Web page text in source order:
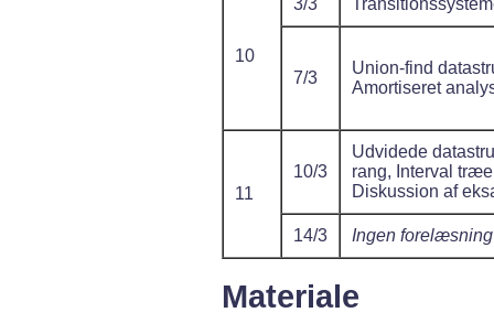
10
7/3
Union-find
Amortiseret
11
10/3
Udvidede
rang, Interval
Diskussion af
14/3 Ingen forelæsning
Materiale